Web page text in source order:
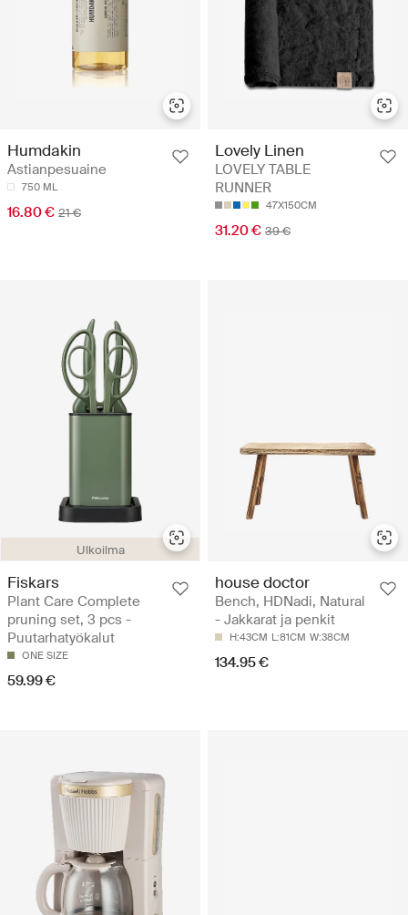
Humdakin
Astianpesuaine
750 ML
16.80 € 21 €
Lovely Linen
LOVELY TABLE
RUNNER
47X150CM
31.20 € 39 €
Ulkoilma
Fiskars
Plant Care Complete
pruning set, 3 pcs -
Puutarhatyökalut
ONE SIZE
59.99 €
house doctor
Bench, HDNadi, Natural
- Jakkarat ja penkit
H:43CM L:81CM W:38CM
134.95 €